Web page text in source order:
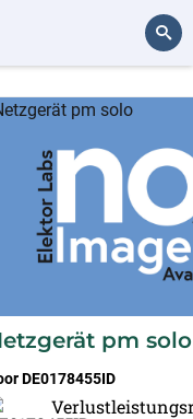
pm solo
DE0178455ID